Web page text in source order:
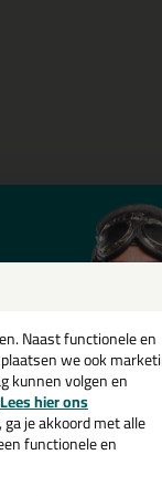
sanitairkit
en
Bestel de
morgen in huis.
Naast functionele en
we ook
kunnen volgen en
Lees hier ons
je akkoord met alle
functionele en